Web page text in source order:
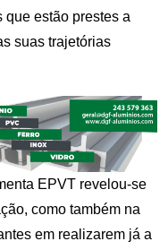
que estão prestes a
suas trajetórias
EPVT revelou-se
como também na
em realizarem já a